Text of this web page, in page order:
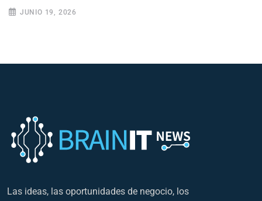
JUNIO 19, 2026
Las ideas, las oportunidades de negocio, los